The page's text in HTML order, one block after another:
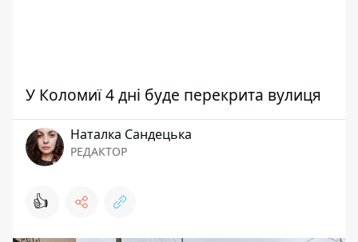
У Коломиї 4 дні буде перекрита вулиця
Наталка Сандецька
РЕДАКТОР
👍